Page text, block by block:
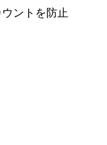
ントを防止